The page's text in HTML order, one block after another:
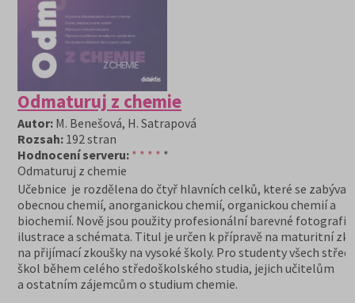
Odmaturuj z chemie
Autor: M. Benešová, H. Satrapová
Rozsah: 192 stran
Hodnocení serveru: * * * * *
Odmaturuj z chemie
Učebnice je rozdělena do čtyř hlavních celků, které se zabývají
obecnou chemií, anorganickou chemií, organickou chemií a
biochemií. Nově jsou použity profesionální barevné fotografie,
ilustrace a schémata. Titul je určen k přípravě na maturitní
na přijímací zkoušky na vysoké školy. Pro studenty všech
škol během celého středoškolského studia, jejich učitelům
a ostatním zájemcům o studium chemie.